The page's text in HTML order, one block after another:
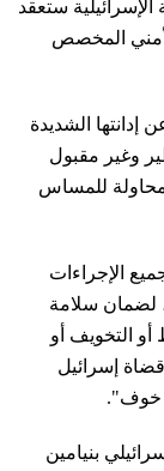
ستعقد
المخصص
إدانتها الشديدة
وغير مقبول
للمساس
الإجراءات
لضمان سلامة
التخويف أو
إسرائيل
خوف".
بنيامين